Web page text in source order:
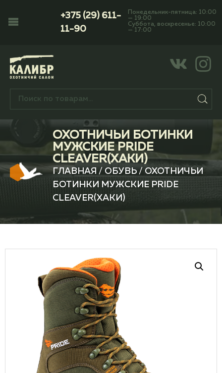
+375 (29) 611-
11-90
Понедельник-пятница: 10:00
— 19:00
Суббота, воскресенье: 10:00
— 17:00
ОХОТНИЧЬИ БОТИНКИ
МУЖСКИЕ PRIDE
CLEAVER(ХАКИ)
ГЛАВНАЯ / ОБУВЬ/ ОХОТНИЧЬИ
БОТИНКИ МУЖСКИЕ PRIDE
CLEAVER(ХАКИ)